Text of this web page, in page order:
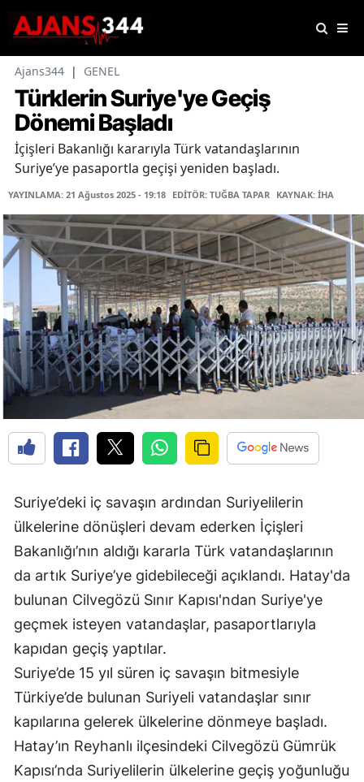
Ajans344 | GENEL
Türklerin Suriye'ye Geçiş
Dönemi Başladı
İçişleri Bakanlığı kararıyla Türk vatandaşlarının
Suriye’ye pasaportla geçişi yeniden başladı.
YAYINLAMA: 21 Ağustos 2025 - 19:18 EDİTÖR: TUĞBA TAPAR KAYNAK: İHA
Suriye’deki iç savaşın ardından Suriyelilerin
ülkelerine dönüşleri devam ederken İçişleri
Bakanlığı’nın aldığı kararla Türk vatandaşlarının
da artık Suriye’ye gidebileceği açıklandı. Hatay'da
bulunan Cilvegözü Sınır Kapısı'ndan Suriye'ye
geçmek isteyen vatandaşlar, pasaportlarıyla
kapıdan geçiş yaptılar.
Suriye’de 15 yıl süren iç savaşın bitmesiyle
Türkiye’de bulunan Suriyeli vatandaşlar sınır
kapılarına gelerek ülkelerine dönmeye başladı.
Hatay’ın Reyhanlı ilçesindeki Cilvegözü Gümrük
Kapısı’nda Suriyelilerin ülkelerine geçiş yoğunluğu